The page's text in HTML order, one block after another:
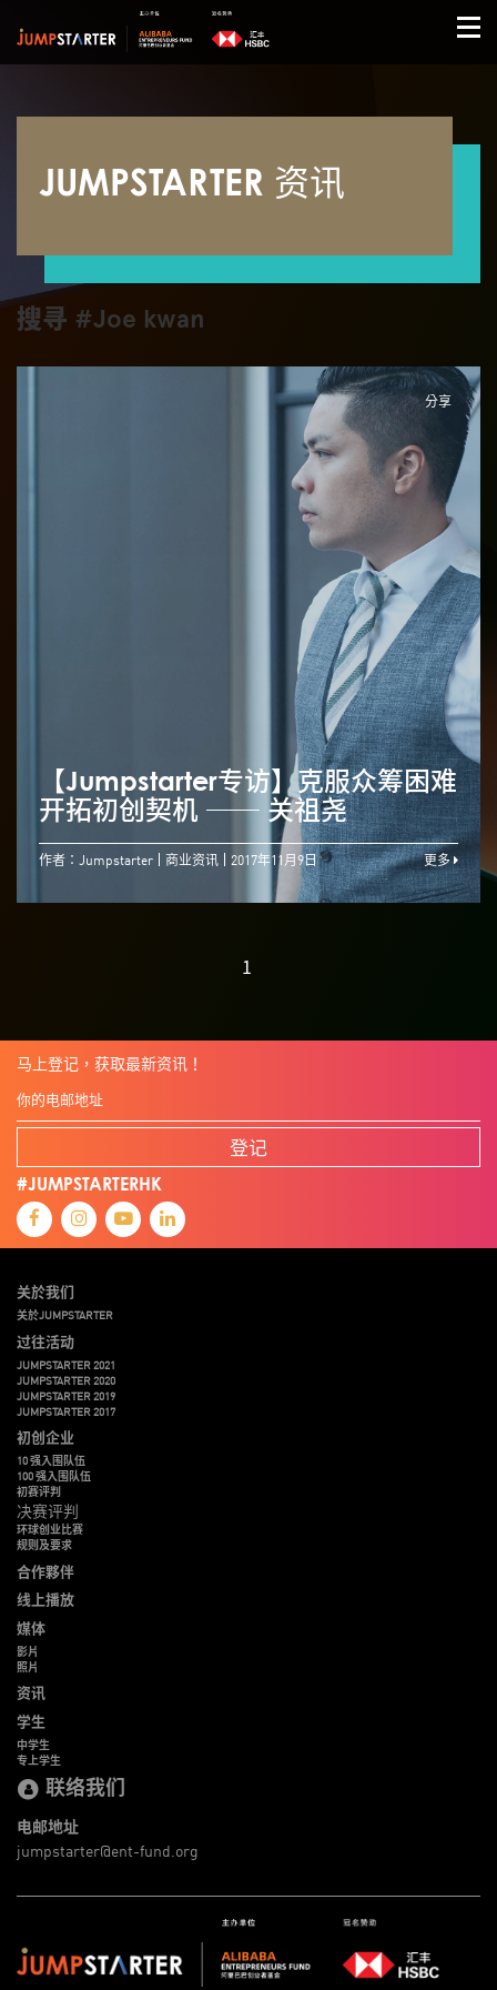
JUMPSTARTER 资讯
搜寻 #Joe kwan
分享
【Jumpstarter专访】克服众筹困难
开拓初创契机 ── 关祖尧
作者：Jumpstarter 商业资讯 2017年11月9日 更多
1
马上登记，获取最新资讯！
登记
#JUMPSTARTERHK
关於我们
关於JUMPSTARTER
过往活动
JUMPSTARTER 2021
JUMPSTARTER 2020
JUMPSTARTER 2019
JUMPSTARTER 2017
初创企业
10 强入围队伍
100 强入围队伍
初赛评判
决赛评判
环球创业比赛
规则及要求
合作夥伴
线上播放
媒体
影片
照片
资讯
学生
中学生
专上学生
联络我们
电邮地址
jumpstarter@ent-fund.org